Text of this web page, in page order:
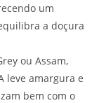
um
a doçura
ou Assam,
leve amargura e
bem com o